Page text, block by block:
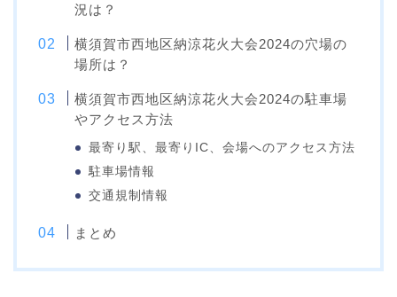
況は？
横須賀市西地区納涼花火大会2024の穴場の
場所は？
横須賀市西地区納涼花火大会2024の駐車場
やアクセス方法
最寄り駅、最寄りIC、会場へのアクセス方法
駐車場情報
交通規制情報
まとめ